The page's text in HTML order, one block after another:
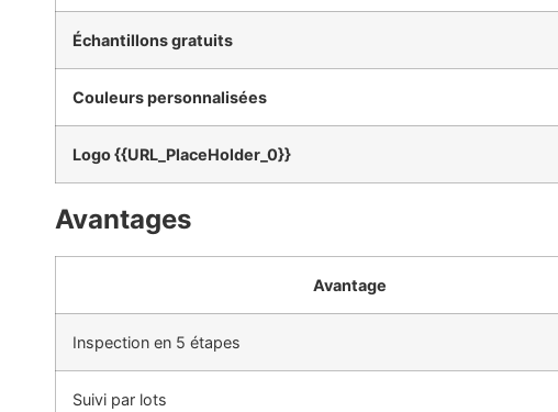
Échantillons gratuits
Couleurs personnalisées
Logo {{URL_PlaceHolder_0}}
Avantages
Avantage
Inspection en 5 étapes
Suivi par lots